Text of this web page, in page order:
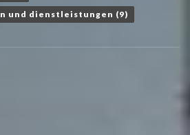
und dienstleistungen (9)